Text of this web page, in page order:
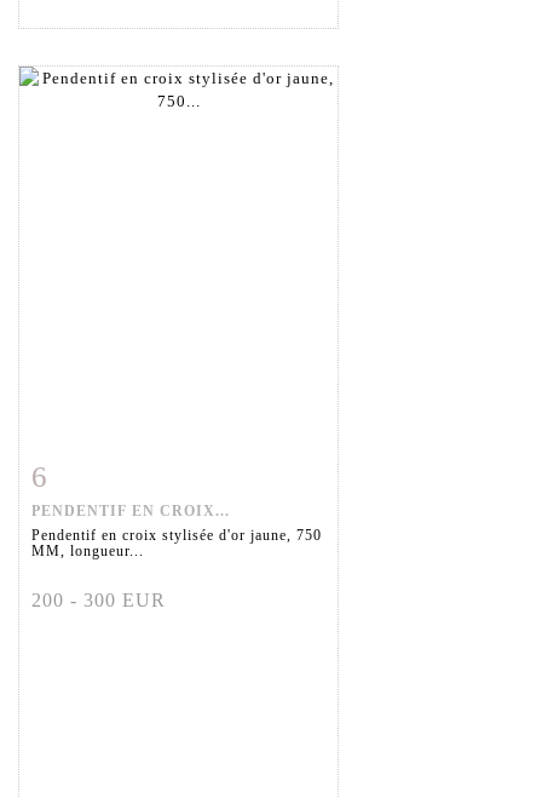
6
PENDENTIF EN CROIX...
Pendentif en croix stylisée d'or jaune, 750
MM, longueur...
200 - 300 EUR